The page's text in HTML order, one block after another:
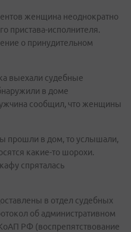
женщина неоднократно
пристава-исполнителя.
о принудительном
выехали судебные
в доме
сообщил, что женщины
прошли в дом, то услышали,
какие-то шорохи.
спряталась
в отдел судебных
об административном
РФ (воспрепятствование